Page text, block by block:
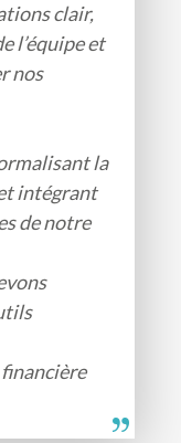
clair,
l’équipe et
nos
la
intégrant
de notre